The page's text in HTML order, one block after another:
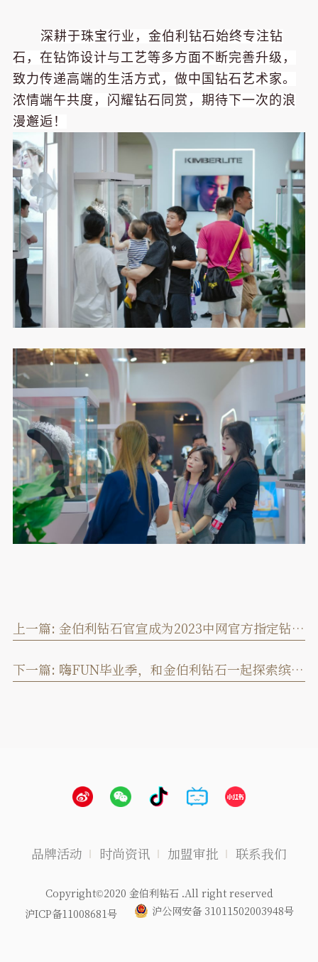
深耕于珠宝行业，金伯利钻石始终专注钻
石，在钻饰设计与工艺等多方面不断完善升级，
致力传递高端的生活方式，做中国钻石艺术家。
浓情端午共度，闪耀钻石同赏，期待下一次的浪
漫邂逅！
上一篇: 金伯利钻石官宣成为2023中网官方指定钻石供应商
下一篇: 嗨FUN毕业季，和金伯利钻石一起探索缤纷夏日
品牌活动 时尚资讯 加盟审批 联系我们
Copyright©2020 金伯利钻石 .All right reserved
沪ICP备11008681号
沪公网安备 31011502003948号